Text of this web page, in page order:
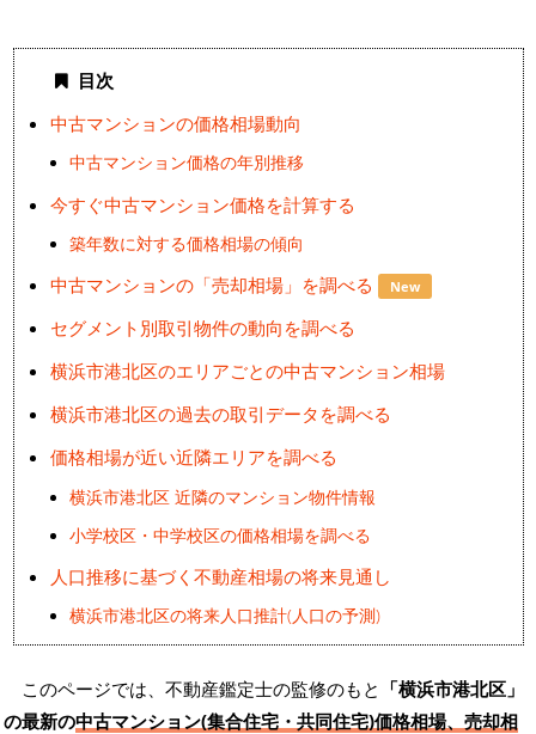
目次
中古マンションの価格相場動向
中古マンション価格の年別推移
今すぐ中古マンション価格を計算する
築年数に対する価格相場の傾向
中古マンションの「売却相場」を調べる New
セグメント別取引物件の動向を調べる
横浜市港北区のエリアごとの中古マンション相場
横浜市港北区の過去の取引データを調べる
価格相場が近い近隣エリアを調べる
横浜市港北区 近隣のマンション物件情報
小学校区・中学校区の価格相場を調べる
人口推移に基づく不動産相場の将来見通し
横浜市港北区の将来人口推計(人口の予測)
このページでは、不動産鑑定士の監修のもと 「横浜市港北区」
の最新の中古マンション(集合住宅・共同住宅)価格相場、売却相